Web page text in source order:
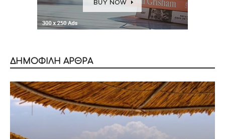
ΔΗΜΟΦΙΛΗ ΑΡΘΡΑ